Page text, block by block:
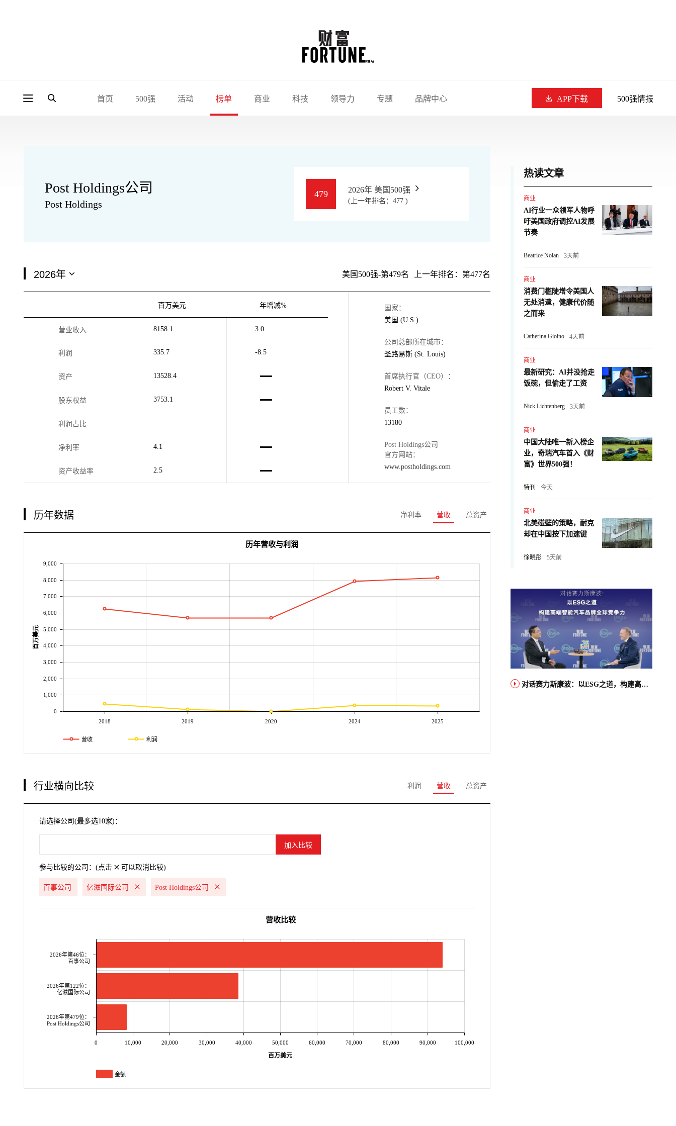
首页 500强 活动 榜单 商业 科技 领导力 专题 品牌中心 APP下载 500强情报
Post Holdings公司
Post Holdings
479 2026年 美国500强
(上一年排名：477 )
美国500强-第479名 上一年排名：第477名
百万美元 年增减%
营业收入 8158.1 3.0
利润 335.7 -8.5
资产 13528.4
股东权益 3753.1
利润占比
净利率 4.1
资产收益率 2.5
国家：
美国 (U.S.)
公司总部所在城市：
圣路易斯 (St. Louis)
首席执行官（CEO）：
Robert V. Vitale
员工数：
13180
Post Holdings公司
官方网站：
www.postholdings.com
历年数据 净利率 营收 总资产
2018 2019 2020 2024 2025
0
1,000
2,000
3,000
4,000
5,000
6,000
7,000
8,000
9,000
百万美元
历年营收与利润
营收 利润
行业横向比较 利润 营收 总资产
请选择公司(最多选10家)：
参与比较的公司：(点击 可以取消比较)
百事公司 亿滋国际公司 Post Holdings公司
2026年第46位：
百事公司
2026年第122位：
亿滋国际公司
2026年第479位：
Post Holdings公司
0 10,000 20,000 30,000 40,000 50,000 60,000 70,000 80,000 90,000 100,000
百万美元
营收比较
金额
热读文章
商业
AI行业一众领军人物呼
吁美国政府调控AI发展
节奏
Beatrice Nolan 3天前
商业
消费门槛陡增令美国人
无处消遣，健康代价随
之而来
Catherina Gioino 4天前
商业
最新研究：AI并没抢走
饭碗，但偷走了工资
Nick Lichtenberg 3天前
商业
中国大陆唯一新入榜企
业，奇瑞汽车首入《财
富》世界500强！
特刊 今天
商业
北美碰壁的策略，耐克
却在中国按下加速键
徐晓彤 5天前
对话赛力斯康波：以ESG之道，构建高端智能汽车品牌全球竞争力